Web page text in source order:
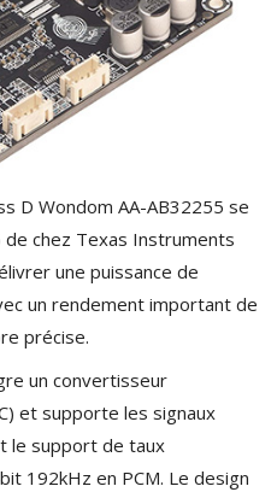
D Wondom AA-AB32255 se
de chez Texas Instruments
une puissance de
un rendement important de
précise.
un convertisseur
et supporte les signaux
le support de taux
192kHz en PCM. Le design